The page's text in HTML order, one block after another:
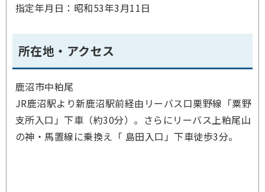
指定年月日：昭和53年3月11日
所在地・アクセス
鹿沼市中粕尾
JR鹿沼駅より新鹿沼駅前経由リーバス口栗野線「粟野
支所入口」下車（約30分）。さらにリーバス上粕尾山
の神・馬置線に乗換え「 島田入口」下車徒歩3分。